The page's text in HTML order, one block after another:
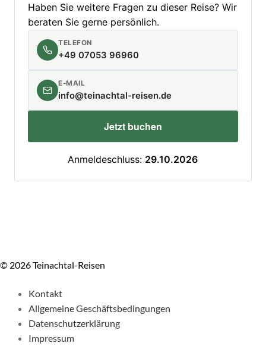
Haben Sie weitere Fragen zu dieser Reise? Wir
beraten Sie gerne persönlich.
TELEFON
+49 07053 96960
E-MAIL
info@teinachtal-reisen.de
Jetzt buchen
Anmeldeschluss: 29.10.2026
© 2026 Teinachtal-Reisen
Kontakt
Allgemeine Geschäftsbedingungen
Datenschutzerklärung
Impressum